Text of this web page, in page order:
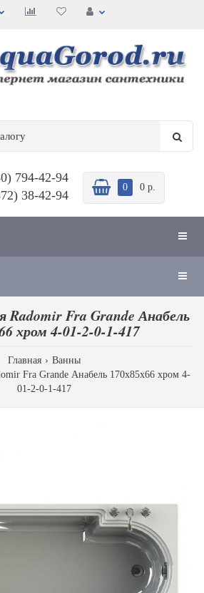
794-42-94
38-42-94
0 0 р.
Radomir Fra Grande Анабель
хром 4-01-2-0-1-417
Главная
Ванны
Fra Grande Анабель 170х85х66 хром 4-
01-2-0-1-417